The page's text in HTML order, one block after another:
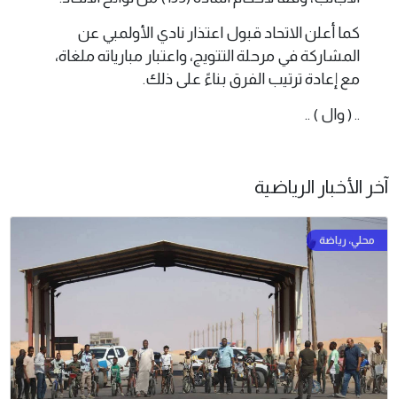
كما أعلن الاتحاد قبول اعتذار نادي الأولمبي عن
المشاركة في مرحلة التتويج، واعتبار مبارياته ملغاة،
مع إعادة ترتيب الفرق بناءً على ذلك.
.. ( وال ) ..
آخر الأخبار الرياضية